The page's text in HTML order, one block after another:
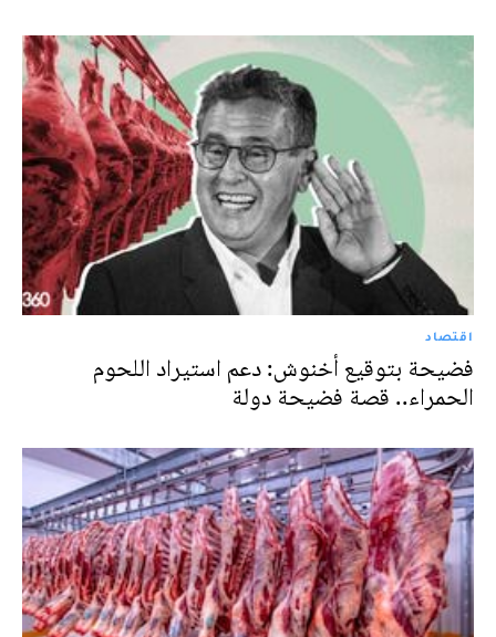
اقتصاد
فضيحة بتوقيع أخنوش: دعم استيراد اللحوم
الحمراء.. قصة فضيحة دولة